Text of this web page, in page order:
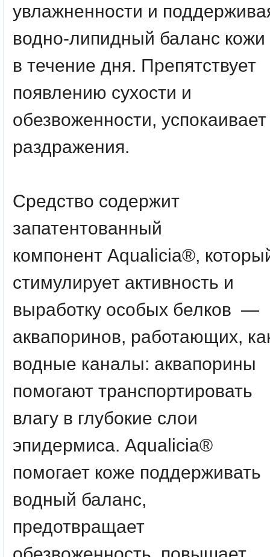
увлажненности и
водно-липидный баланс кожи
в течение дня. Препятствует
появлению сухости и
обезвоженности, успокаивает
раздражения.
Средство содержит
запатентованный
компонент Aqualicia®,
стимулирует активность и
выработку особых белков —
аквапоринов, работающих,
водные каналы: аквапорины
помогают транспортировать
влагу в глубокие слои
эпидермиса. Aqualicia®
помогает коже поддерживать
водный баланс,
предотвращает